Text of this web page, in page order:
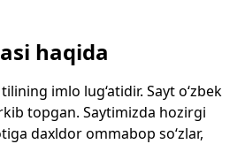
haqida
imlo lug‘atidir. Sayt o‘zbek
topgan. Saytimizda hozirgi
daxldor ommabop so‘zlar,